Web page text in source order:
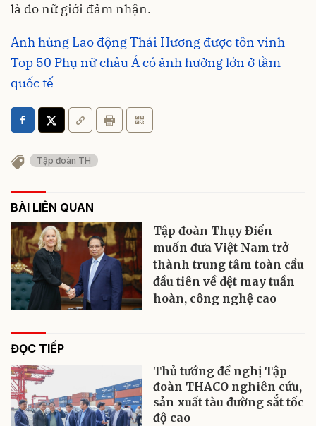
là do nữ giới đảm nhận.
Anh hùng Lao động Thái Hương được tôn vinh
Top 50 Phụ nữ châu Á có ảnh hưởng lớn ở tầm
quốc tế
Tập đoàn TH
BÀI LIÊN QUAN
Tập đoàn Thụy Điển
muốn đưa Việt Nam trở
thành trung tâm toàn cầu
đầu tiên về dệt may tuần
hoàn, công nghệ cao
ĐỌC TIẾP
Thủ tướng đề nghị Tập
đoàn THACO nghiên cứu,
sản xuất tàu đường sắt tốc
độ cao